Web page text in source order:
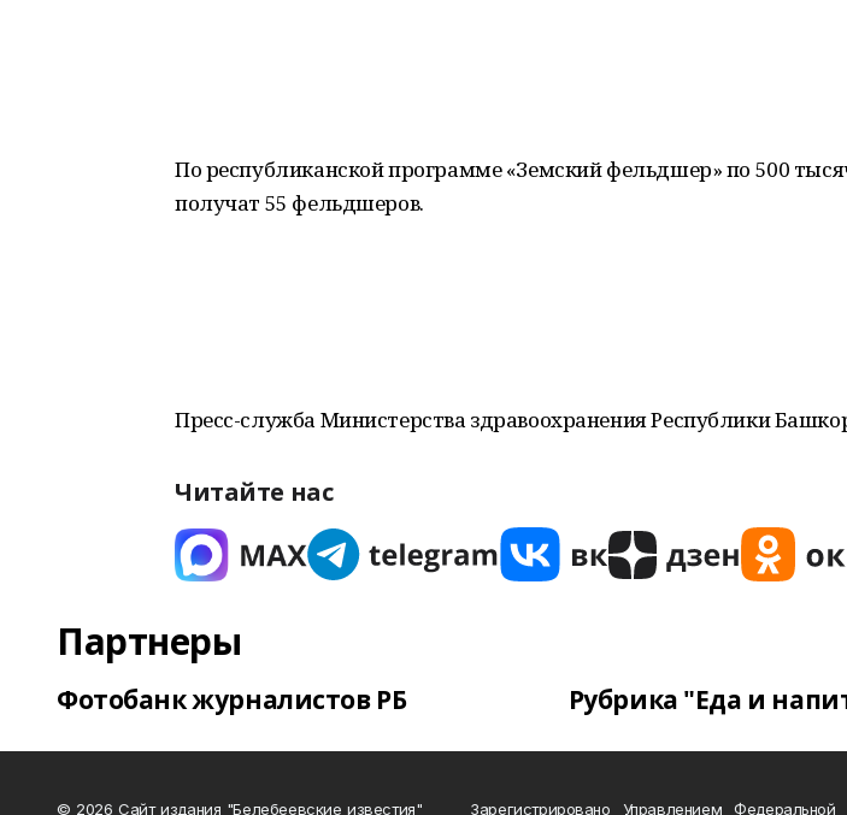
По республиканской программе «Земский фельдшер» по 500
получат 55 фельдшеров.
Пресс-служба Министерства здравоохранения Республики
Читайте нас
Партнеры
Фотобанк журналистов РБ Рубрика "Еда и
© 2026 Сайт издания "Белебеевские известия" Зарегистрировано Управлением Федеральной